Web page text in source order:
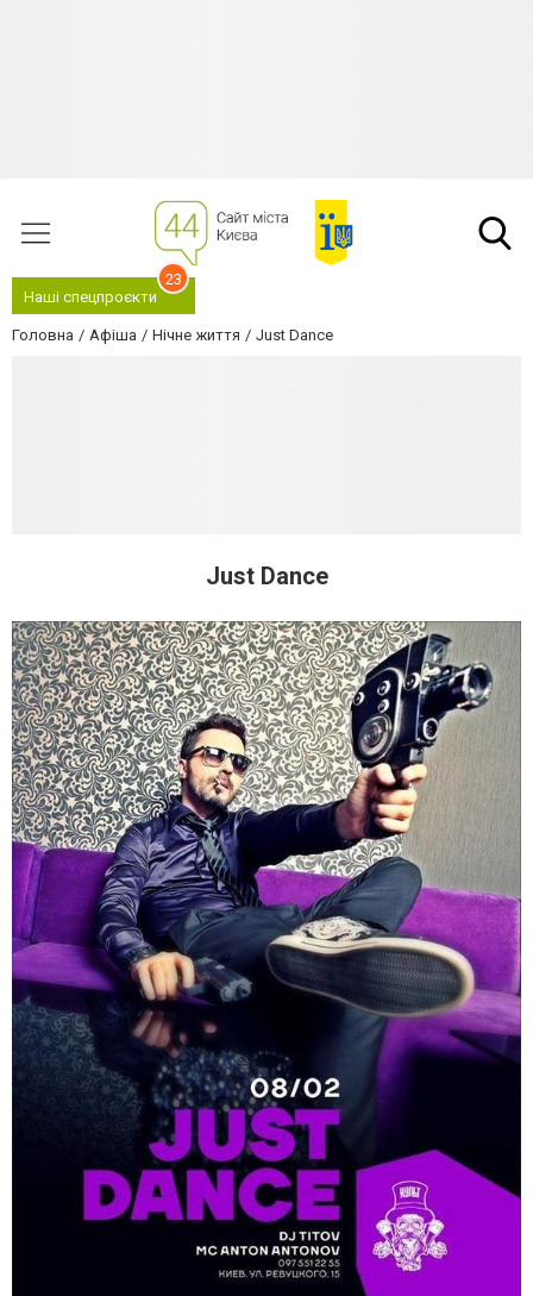
Наші спецпроєкти
23
Головна Афіша Нічне життя Just Dance
Just Dance